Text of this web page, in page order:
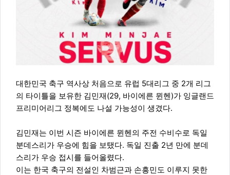
대한민국 축구 역사상 처음으로 유럽 5대리그 중 2개 리그
의 타이틀을 보유한 김민재(29, 바이에른 뮌헨)가 잉글랜드
프리미어리그 정복에도 나설 가능성이 생겼다.
김민재는 이번 시즌 바이에른 뮌헨의 주전 수비수로 독일
분데스리가 우승에 힘을 보탰다. 독일 진출 2년 만에 분데
스리가 우승 접시를 들어올렸다.
이는 한국 축구의 전설인 차범근과 손흥민도 이루지 못한